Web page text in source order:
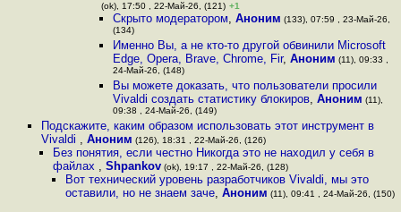
(ok), 17:50 , 22-Май-26, (121) +1
Скрыто модератором, Аноним (133), 07:59 , 23-Май-26,
(134)
Именно Вы, а не кто-то другой обвинили Microsoft
Edge, Opera, Brave, Chrome, Fir, Аноним (11), 09:33 ,
24-Май-26, (148)
Вы можете доказать, что пользователи просили
Vivaldi создать статистику блокиров, Аноним (11),
09:38 , 24-Май-26, (149)
Подскажите, каким образом использовать этот инструмент в
Vivaldi , Аноним (126), 18:31 , 22-Май-26, (126)
Без понятия, если честно Никогда это не находил у себя в
файлах ,Shpankov (ok), 19:17 , 22-Май-26, (128)
Вот технический уровень разработчиков Vivaldi, мы это
оставили, но не знаем заче, Аноним (11), 09:41 , 24-Май-26, (150)